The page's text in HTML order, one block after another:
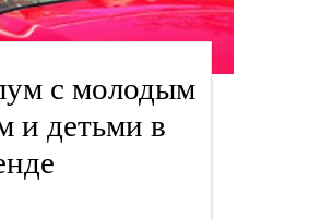
с молодым
и детьми в